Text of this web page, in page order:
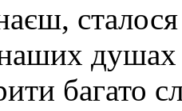
багато